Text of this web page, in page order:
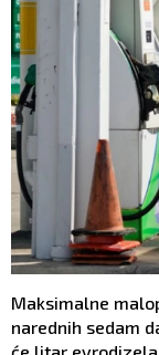
Maksimalne
narednih sedam